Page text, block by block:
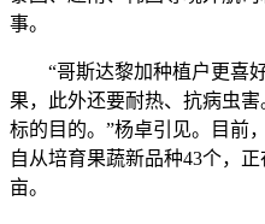
事。
“哥斯达黎加种植户更喜好
果，此外还要耐热、抗病虫
标的目的。”杨卓引见。目前
自从培育果蔬新品种43个，
亩。